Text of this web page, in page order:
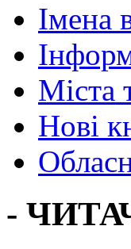
Імена
Міста
Нові
-